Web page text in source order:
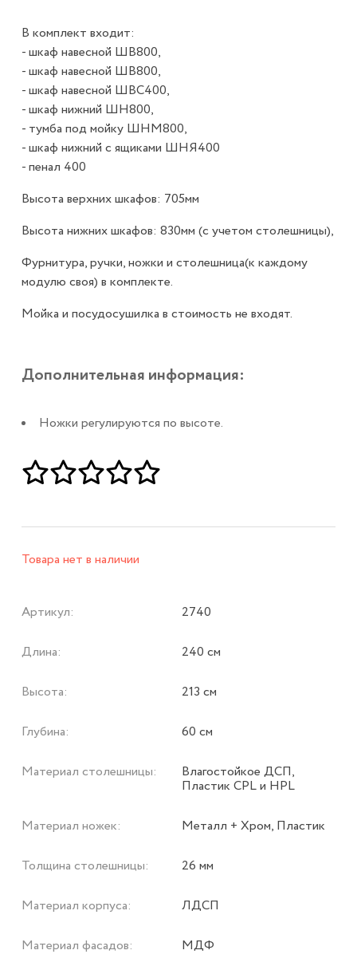
В комплект входит:
- шкаф навесной ШВ800,
- шкаф навесной ШВ800,
- шкаф навесной ШВС400,
- шкаф нижний ШН800,
- тумба под мойку ШНМ800,
- шкаф нижний с ящиками ШНЯ400
- пенал 400
Высота верхних шкафов: 705мм
Высота нижних шкафов: 830мм (с учетом столешницы),
Фурнитура, ручки, ножки и столешница(к каждому
модулю своя) в комплекте.
Мойка и посудосушилка в стоимость не входят.
Дополнительная информация:
Ножки регулируются по высоте.
Товара нет в наличии
Артикул: 2740
Длина: 240 см
Высота: 213 см
Глубина: 60 см
Материал столешницы: Влагостойкое ДСП,
Пластик CPL и HPL
Материал ножек: Металл + Хром, Пластик
Толщина столешницы: 26 мм
Материал корпуса: ЛДСП
Материал фасадов: МДФ